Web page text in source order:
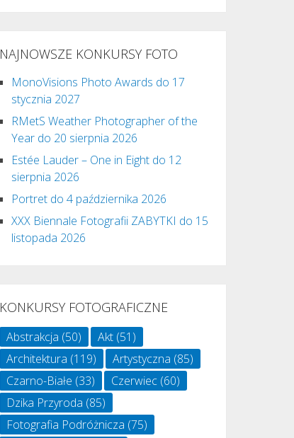
NAJNOWSZE KONKURSY FOTO
MonoVisions Photo Awards do 17
stycznia 2027
RMetS Weather Photographer of the
Year do 20 sierpnia 2026
Estée Lauder – One in Eight do 12
sierpnia 2026
Portret do 4 października 2026
XXX Biennale Fotografii ZABYTKI do 15
listopada 2026
KONKURSY FOTOGRAFICZNE
Abstrakcja (50) Akt (51)
Architektura (119) Artystyczna (85)
Czarno-Białe (33) Czerwiec (60)
Dzika Przyroda (85)
Fotografia Podróżnicza (75)